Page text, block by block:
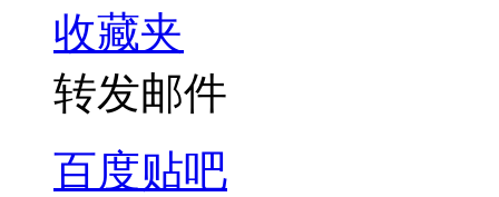
收藏夹
转发邮件
百度贴吧